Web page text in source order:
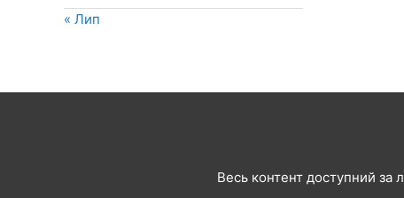
« Лип
Весь контент доступний